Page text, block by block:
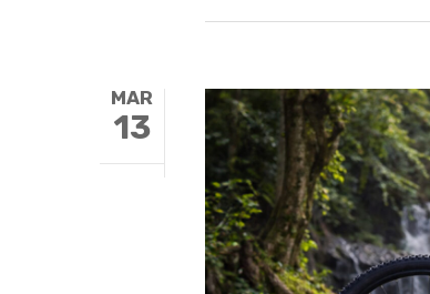
MAR
13